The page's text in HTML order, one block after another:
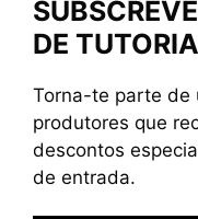
DE
Torna-te parte de
produtores que
descontos
de entrada.